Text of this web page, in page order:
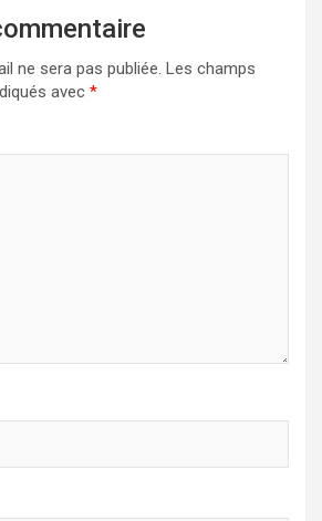
ne sera pas publiée. Les champs
avec *